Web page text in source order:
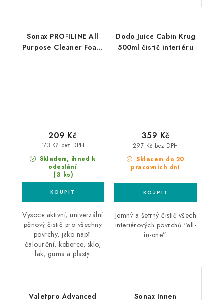
Sonax PROFILINE All
Purpose Cleaner Foam
Skladem, ihned k
odeslání
(3 ks)
173 Kč bez DPH
209 Kč
Vysoce aktivní, univerzální
pěnový čistič pro všechny
povrchy, jako např.
čalounění, koberce, sklo,
lak, guma a plasty.
Dodo Juice Cabin Krug
500ml čistič interiéru
Skladem do 20
pracovních dní
297 Kč bez DPH
359 Kč
Jemný a šetrný čistič všech
interiérových povrchů “all-
in-one”.
Valetpro Advanced
Sonax Innen